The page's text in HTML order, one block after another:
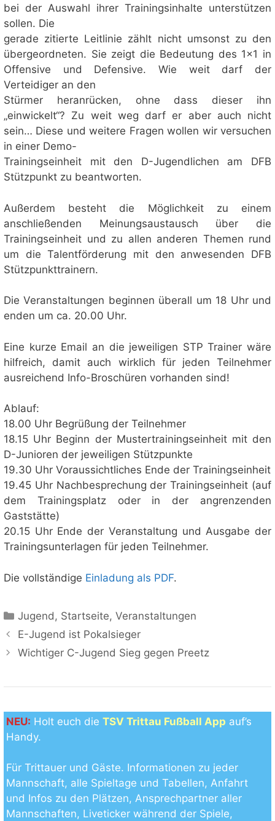
bei der Auswahl ihrer Trainingsinhalte unterstützen
sollen. Die
gerade zitierte Leitlinie zählt nicht umsonst zu den
übergeordneten. Sie zeigt die Bedeutung des 1×1 in
Offensive und Defensive. Wie weit darf der
Verteidiger an den
Stürmer heranrücken, ohne dass dieser ihn
„einwickelt“? Zu weit weg darf er aber auch nicht
sein… Diese und weitere Fragen wollen wir versuchen
in einer Demo-
Trainingseinheit mit den D-Jugendlichen am DFB
Stützpunkt zu beantworten.
Außerdem besteht die Möglichkeit zu einem
anschließenden Meinungsaustausch über die
Trainingseinheit und zu allen anderen Themen rund
um die Talentförderung mit den anwesenden DFB
Stützpunkttrainern.
Die Veranstaltungen beginnen überall um 18 Uhr und
enden um ca. 20.00 Uhr.
Eine kurze Email an die jeweiligen STP Trainer wäre
hilfreich, damit auch wirklich für jeden Teilnehmer
ausreichend Info-Broschüren vorhanden sind!
Ablauf:
18.00 Uhr Begrüßung der Teilnehmer
18.15 Uhr Beginn der Mustertrainingseinheit mit den
D-Junioren der jeweiligen Stützpunkte
19.30 Uhr Voraussichtliches Ende der Trainingseinheit
19.45 Uhr Nachbesprechung der Trainingseinheit (auf
dem Trainingsplatz oder in der angrenzenden
Gaststätte)
20.15 Uhr Ende der Veranstaltung und Ausgabe der
Trainingsunterlagen für jeden Teilnehmer.
Die vollständige Einladung als PDF.
Kategorien
Jugend , Startseite,Veranstaltungen
E-Jugend ist Pokalsieger
Wichtiger C-Jugend Sieg gegen Preetz
NEU: Holt euch die TSV Trittau Fußball App auf’s
Handy.
Für Trittauer und Gäste. Informationen zu jeder
Mannschaft, alle Spieltage und Tabellen, Anfahrt
und Infos zu den Plätzen, Ansprechpartner aller
Mannschaften, Liveticker während der Spiele,